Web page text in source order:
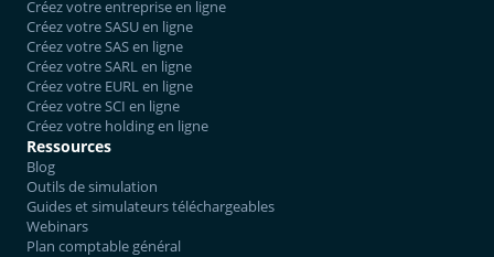
Créez votre entreprise en ligne
Créez votre SASU en ligne
Créez votre SAS en ligne
Créez votre SARL en ligne
Créez votre EURL en ligne
Créez votre SCI en ligne
Créez votre holding en ligne
Ressources
Blog
Outils de simulation
Guides et simulateurs téléchargeables
Webinars
Plan comptable général